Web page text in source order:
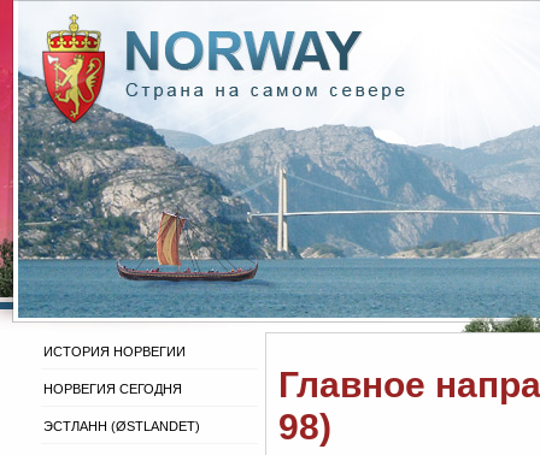
ИСТОРИЯ НОРВЕГИИ
НОРВЕГИЯ СЕГОДНЯ
ЭСТЛАНН (ØSTLANDET)
Главное
98)